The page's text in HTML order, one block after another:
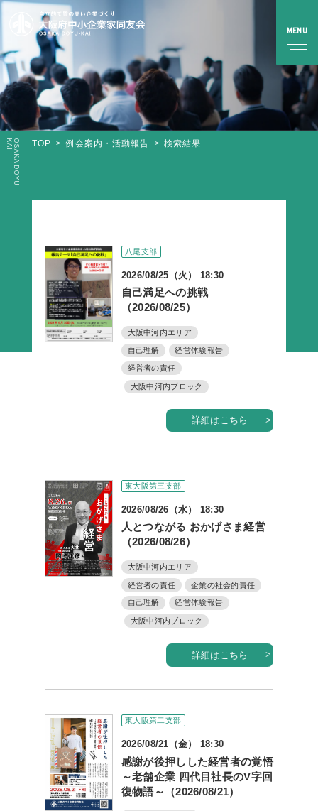
部会活動
同好会活動
その他の活動
例会案内・活動報告
例会案内・活動報告
入会案内
よくある質問
TOP 例会案内・活動報告 検索結果
O
S
A
K
A
D
O
Y
U
-
K
A
I
八尾支部
2026/08/25（火） 18:30
自己満足への挑戦
（2026/08/25）
大阪中河内エリア
自己理解 経営体験報告
経営者の責任
大阪中河内ブロック
詳細はこちら
東大阪第三支部
2026/08/26（水） 18:30
人とつながる おかげさま経営
（2026/08/26）
大阪中河内エリア
経営者の責任 企業の社会的責任
自己理解 経営体験報告
大阪中河内ブロック
詳細はこちら
東大阪第二支部
2026/08/21（金） 18:30
感謝が後押しした経営者の覚悟
～老舗企業 四代目社長のV字回
復物語～（2026/08/21）